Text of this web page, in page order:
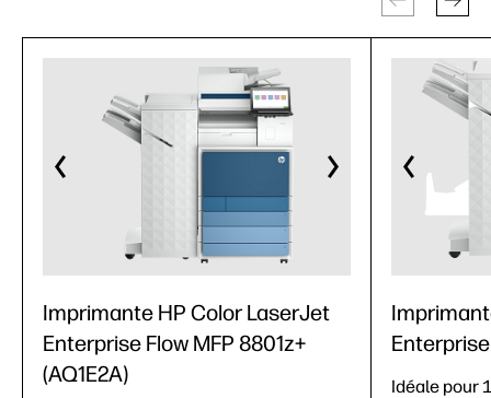
Imprimante HP Color LaserJet
Enterprise Flow MFP 8801z+
(AQ1E2A)
Enterprise
Idéale pour